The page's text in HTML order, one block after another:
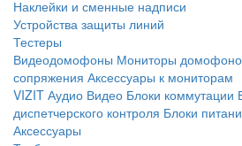
Наклейки и сменные надписи
Устройства защиты линий
Тестеры
Видеодомофоны Мониторы
сопряжения Аксессуары к мониторам
VIZIT Аудио Видео Блоки коммутации
диспетчерского контроля Блоки
Аксессуары